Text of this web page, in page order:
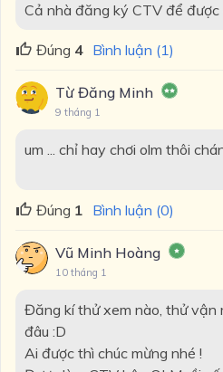
Cả nhà đăng ký CTV để được
Đúng 4 Bình luận (1)
Từ Đăng Minh
9 tháng 1
um ... chỉ hay chơi olm thôi
Đúng 1 Bình luận (0)
Vũ Minh Hoàng
10 tháng 1
Đăng kí thử xem nào, thử vận
đâu :D
Ai được thì chúc mừng nhé !